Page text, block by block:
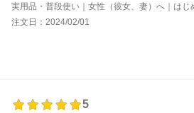
実用品・普段使い｜女性（彼女、妻）へ｜はじ
注文日：2024/02/01
5